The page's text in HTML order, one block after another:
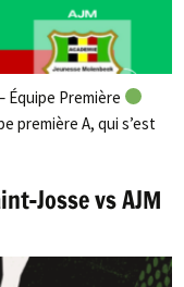
Équipe Première
première A, qui s’est
Josse vs AJM